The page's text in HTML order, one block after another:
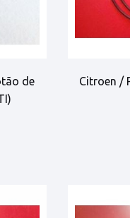
de
Citroen /